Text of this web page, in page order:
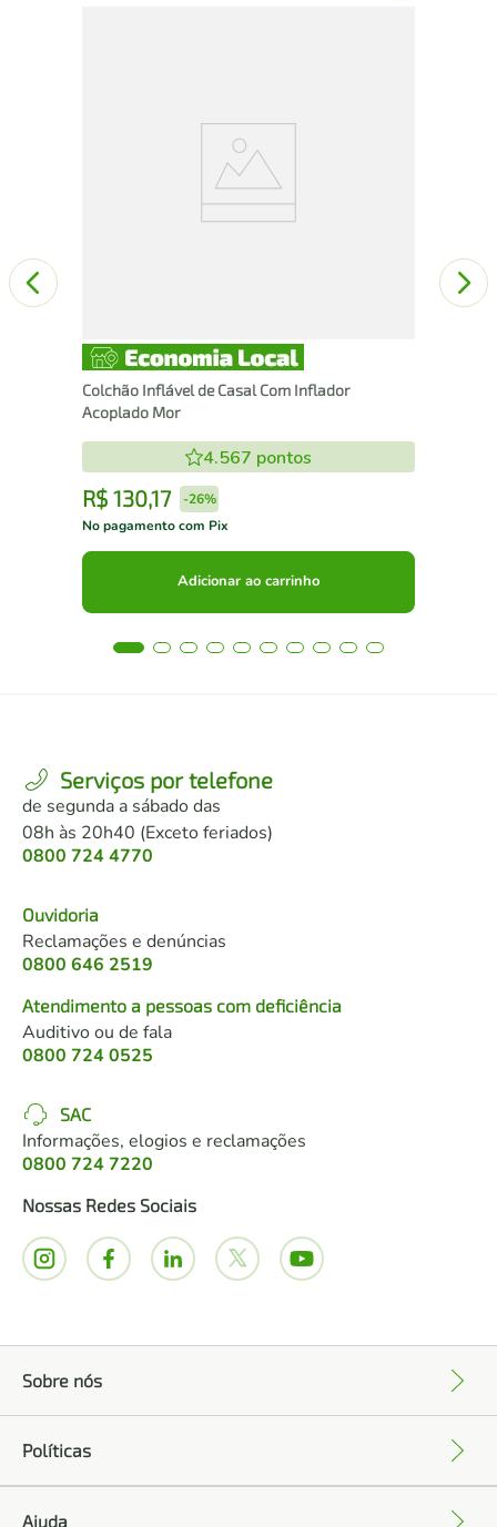
Colchão Inflável de Casal Com Inflador
Acoplado Mor
4.567 pontos
R$ 130,17 -26%
No pagamento com Pix
Adicionar ao carrinho
Serviços por telefone
de segunda a sábado das
08h às 20h40 (Exceto feriados)
0800 724 4770
Ouvidoria
Reclamações e denúncias
0800 646 2519
Atendimento a pessoas com deficiência
Auditivo ou de fala
0800 724 0525
SAC
Informações, elogios e reclamações
0800 724 7220
Nossas Redes Sociais
Sobre nós
Políticas
Ajuda